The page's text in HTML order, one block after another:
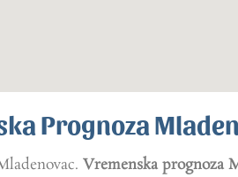
Prognoza
Vremenska prognoza